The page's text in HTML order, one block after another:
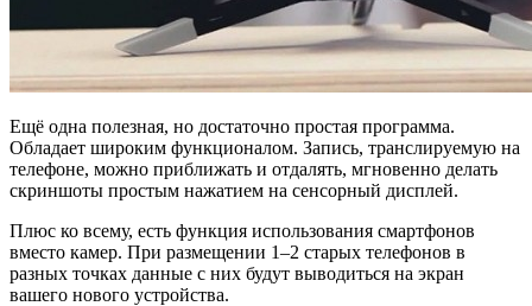
Ещё одна полезная, но достаточно простая программа.
Обладает широким функционалом. Запись, транслируемую на
телефоне, можно приближать и отдалять, мгновенно делать
скриншоты простым нажатием на сенсорный дисплей.
Плюс ко всему, есть функция использования смартфонов
вместо камер. При размещении 1–2 старых телефонов в
разных точках данные с них будут выводиться на экран
вашего нового устройства.